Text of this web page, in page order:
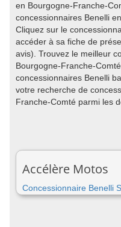
en Bourgogne-Franche-
concessionnaires Benelli
Cliquez sur le
accéder à sa fiche de
avis). Trouvez le meilleur
Bourgogne-Franche-
concessionnaires Benelli
votre recherche de
Franche-Comté parmi les
Accélère Motos
Concessionnaire Benelli